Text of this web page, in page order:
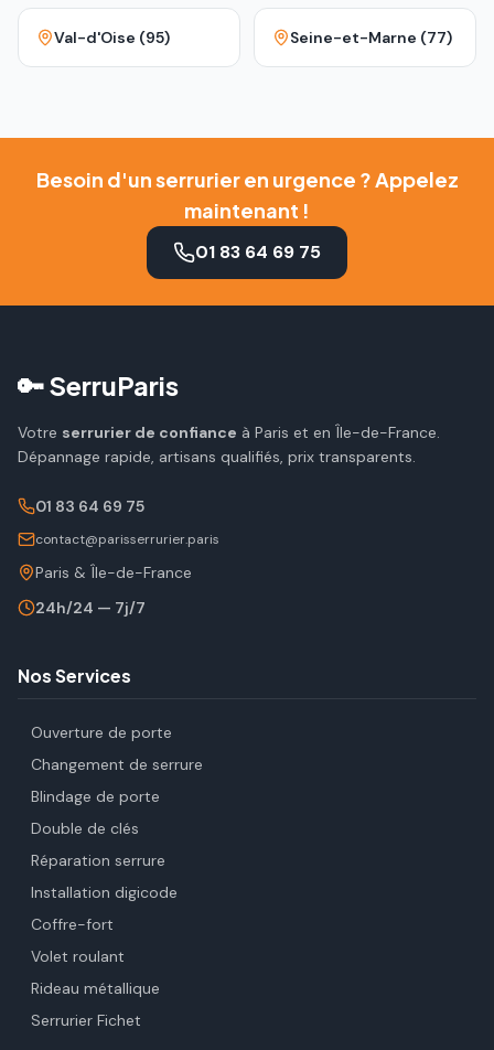
Val-d'Oise (95) Seine-et-Marne (77)
Besoin d'un serrurier en urgence ? Appelez
maintenant !
01 83 64 69 75
🔑 SerruParis
Votre serrurier de confiance à Paris et en Île-de-France.
Dépannage rapide, artisans qualifiés, prix transparents.
01 83 64 69 75
contact@parisserrurier.paris
Paris & Île-de-France
24h/24 — 7j/7
Nos Services
Ouverture de porte
Changement de serrure
Blindage de porte
Double de clés
Réparation serrure
Installation digicode
Coffre-fort
Volet roulant
Rideau métallique
Serrurier Fichet